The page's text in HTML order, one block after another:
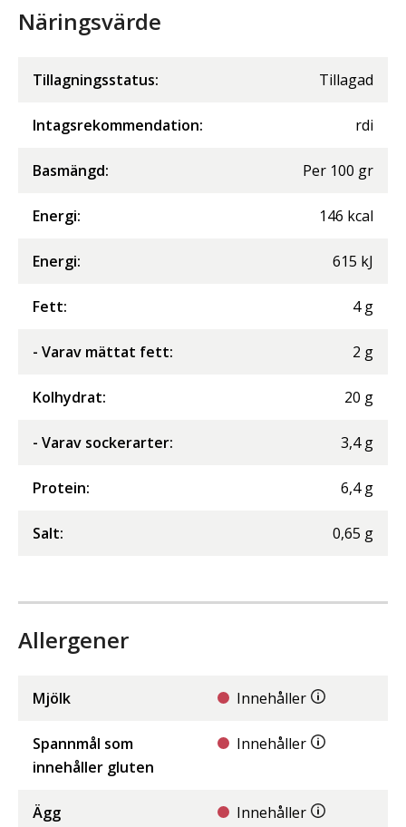
Näringsvärde
Tillagningsstatus: Tillagad
Intagsrekommendation: rdi
Basmängd: Per 100 gr
Energi: 146 kcal
Energi: 615 kJ
Fett: 4 g
- Varav mättat fett: 2 g
Kolhydrat: 20 g
- Varav sockerarter: 3,4 g
Protein: 6,4 g
Salt: 0,65 g
Allergener
Mjölk Innehåller
Spannmål som
innehåller gluten
Innehåller
Ägg Innehåller